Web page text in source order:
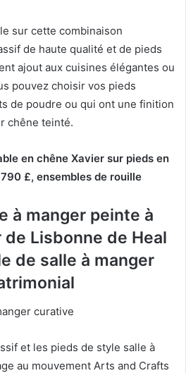
sur cette combinaison
de haute qualité et de pieds
ajout aux cuisines élégantes ou
pouvez choisir vos pieds
de poudre ou qui ont une finition
chêne teinté.
en chêne Xavier sur pieds en
£, ensembles de rouille
à manger peinte à
de Lisbonne de Heal
de salle à manger
et les pieds de style salle à
au mouvement Arts and Crafts